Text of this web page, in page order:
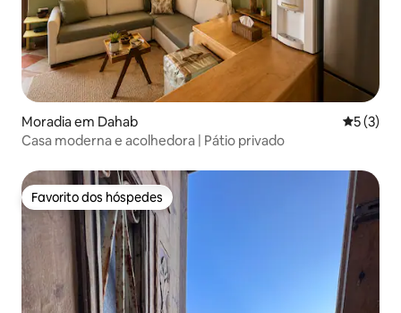
Moradia em Dahab
5 (3)
Casa moderna e acolhedora | Pátio privado
Favorito dos hóspedes
Favorito dos hóspedes